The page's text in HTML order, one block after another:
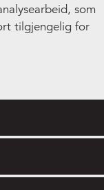
som
tilgjengelig for